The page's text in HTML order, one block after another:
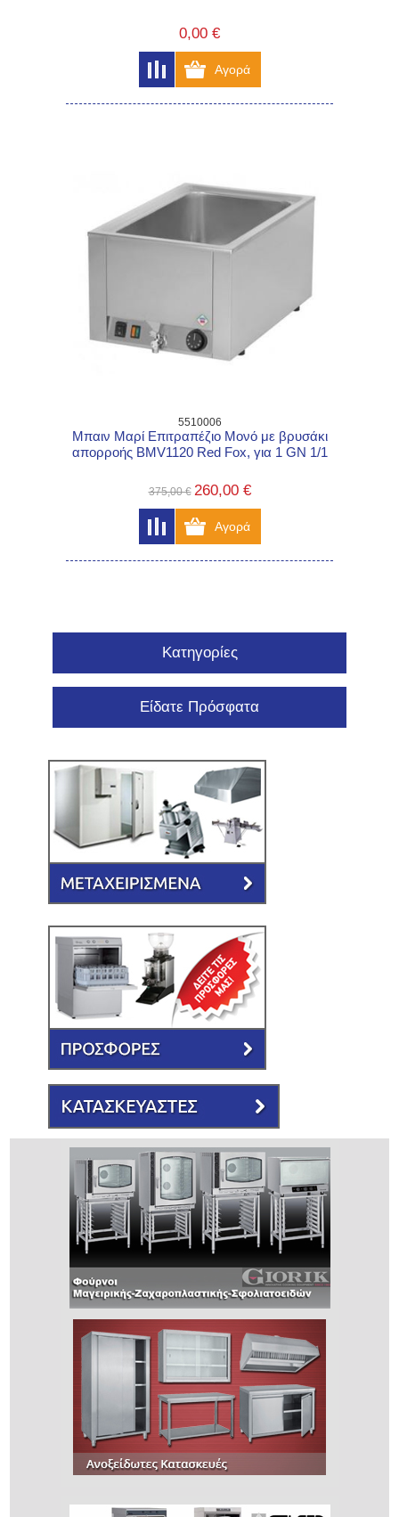
0,00 €
5510006
Μπαιν Μαρί Επιτραπέζιο Μονό με βρυσάκι
απορροής BMV1120 Red Fox, για 1 GN 1/1
375,00 € 260,00 €
Κατηγορίες
Είδατε Πρόσφατα